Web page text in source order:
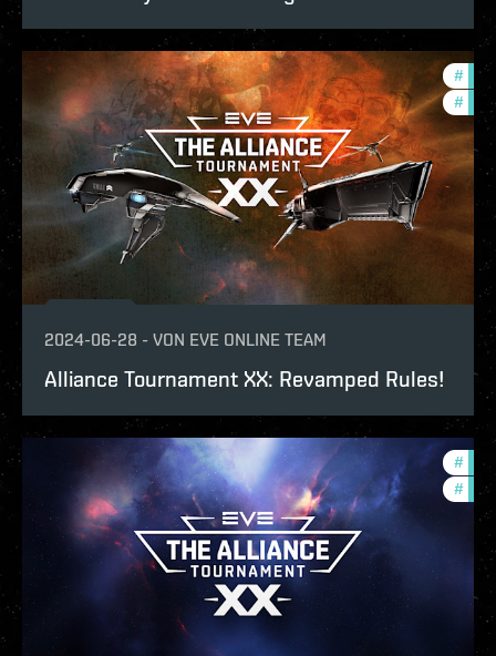
#
#
2024-06-28 - VON EVE ONLINE TEAM
Alliance Tournament XX: Revamped Rules!
#
#